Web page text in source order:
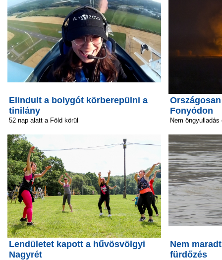
Elindult a bolygót körberepülni a
tinilány
52 nap alatt a Föld körül
Lendületet kapott a hűvösvölgyi
Nagyrét
Fonyódon
Nem
Nem
fürdőzés